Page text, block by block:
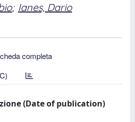
; Ianes, Dario
completa
(Date of publication)